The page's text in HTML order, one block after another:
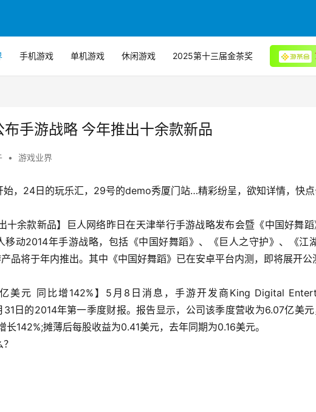
手机游戏 单机游戏 休闲游戏 2025第十三届金茶奖
手游战略 今年推出十余款新品
• 游戏业界
，24日的玩乐汇，29号的demo秀厦门站…精彩纷呈，欲知详情，快
十余款新品】巨人网络昨日在天津举行手游战略发布会暨《中国好舞
动2014年手游战略，包括《中国好舞蹈》、《巨人之守护》、《江
品将于年内推出。其中《中国好舞蹈》已在安卓平台内测，即将展开公
亿美元 同比增142%】5月8日消息，手游开发商King Digital
日的2014年第一季度财报。报告显示，公司该季度营收为6.07亿美
142%;摊薄后每股收益为0.41美元，去年同期为0.16美元。